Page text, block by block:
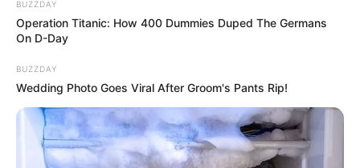
mondja: túlságosan zavarja, nélküle sokkal
hatékonyabban tud dolgozni.
Készenlétben az intenzív osztály
Előfordult, hogy mentőt is hívtak hozzá munka
közben, és készenlétbe helyezték a legközelebbi
BUZZDAY
Operation Titanic: How 400 Dummies Duped The Germans
On D-Day
BUZZDAY
Wedding Photo Goes Viral After Groom's Pants Rip!